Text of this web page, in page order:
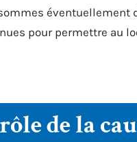
éventuellement
pour permettre au
de la